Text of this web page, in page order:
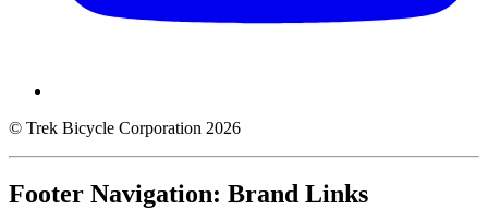
© Trek Bicycle Corporation 2026
Footer Navigation: Brand Links